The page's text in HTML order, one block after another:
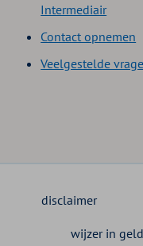
Intermediair
Contact opnemen
Veelgestelde
disclaimer
wijzer in